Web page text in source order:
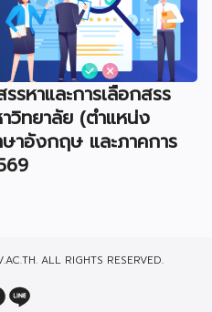
รหาและการเลือกสรร
วิทยาลัย (ตำแหน่ง
าอังกฤษ และภาคการ
ALL RIGHTS RESERVED.